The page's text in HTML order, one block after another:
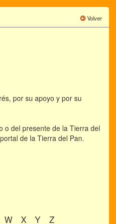
Volver
por su apoyo y por su
o del presente de la Tierra del
de la Tierra del Pan.
W X Y Z